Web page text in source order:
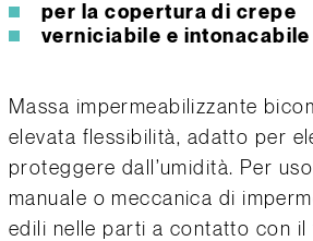
per la copertura di crepe
verniciabile e intonacabile
Massa impermeabilizzante
elevata flessibilità, adatto per
proteggere dall’umidità. Per
manuale o meccanica di
edili nelle parti a contatto con il